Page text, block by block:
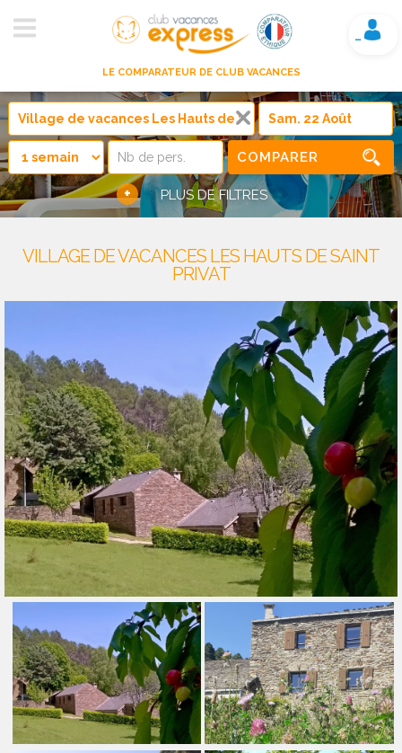
LE COMPARATEUR DE CLUB VACANCES
Mon compte
COMPARER
+ PLUS DE FILTRES
VILLAGE DE VACANCES LES HAUTS DE SAINT
PRIVAT